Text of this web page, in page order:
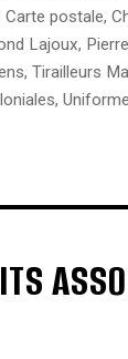
Carte postale,
Lajoux,
, Tirailleurs
, Uniforme